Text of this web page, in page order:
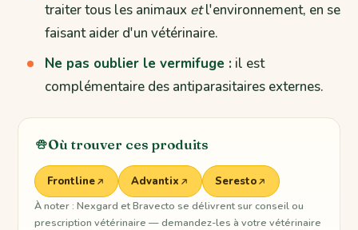
traiter tous les animaux etl'environnement, en se
faisant aider d'un vétérinaire.
Ne pas oublier le vermifuge : il est
complémentaire des antiparasitaires externes.
Où trouver ces produits
Frontline Advantix Seresto
À noter : Nexgard et Bravecto se délivrent sur conseil ou
prescription vétérinaire — demandez-les à votre vétérinaire